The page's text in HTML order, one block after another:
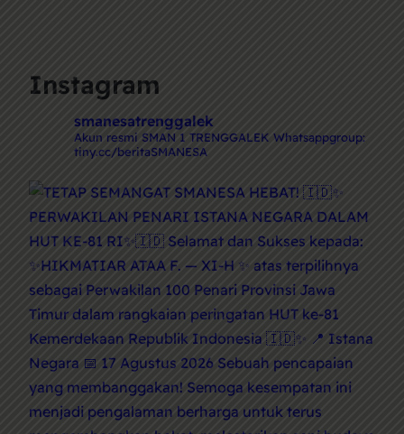
Instagram
smanesatrenggalek
Akun resmi SMAN 1 TRENGGALEK Whatsappgroup:
tiny.cc/beritaSMANESA